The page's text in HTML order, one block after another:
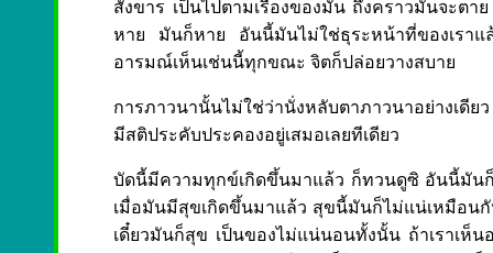
สังขาร เป็นไปตามเรื่องของมัน ถึงคราวมันจะต
หาย มันก็หาย อันนี้มันไม่ใช่ธุระหน้าที่ของเราแ
อารมณ์เห็นเช่นนี้ทุกขณะ จิตก็ปล่อยวางสบาย
การภาวนานั้นไม่ใช่ว่านั่งหลับตาภาวนาอย่างเดี
มีสติประคับประคองอยู่เสมอเลยทีเดียว
บัดนี้มีความทุกข์เกิดขึ้นมาแล้ว ก็ทวนดูซิ อันนี้มันก็
เมื่อมันมีสุขเกิดขึ้นมาแล้ว สุขนี้มันก็ไม่แน่เหมือน
เดี๋ยวมันก็สุข เป็นของไม่แน่นอนทั้งนั้น ถ้าเราเห็